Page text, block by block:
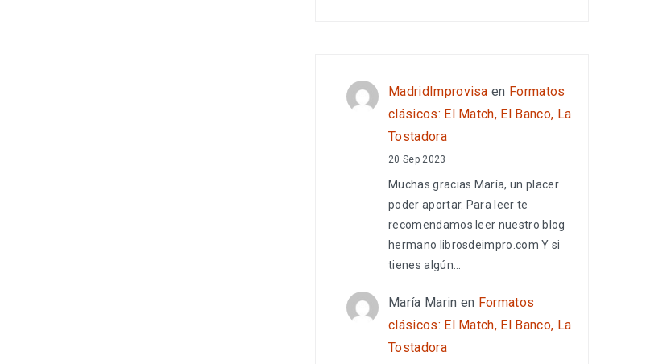
MadridImprovisa en Formatos
clásicos: El Match, El Banco, La
Tostadora
20 Sep 2023
Muchas gracias María, un placer
poder aportar. Para leer te
recomendamos leer nuestro blog
hermano librosdeimpro.com Y si
tienes algún…
María Marin en Formatos
clásicos: El Match, El Banco, La
Tostadora